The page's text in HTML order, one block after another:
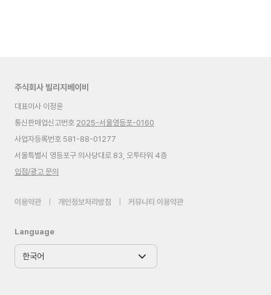
주식회사 빌리지베이비
대표이사 이정윤
통신판매업신고번호 2025-서울영등포-0160
사업자등록번호 581-88-01277
서울특별시 영등포구 의사당대로 83, 오투타워 4층
입점/광고 문의
이용약관 개인정보처리방침 커뮤니티 이용약관
Language